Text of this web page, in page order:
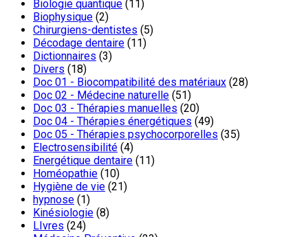
Biologie quantique (11)
Biophysique (2)
Chirurgiens-dentistes (5)
Décodage dentaire (11)
Dictionnaires (3)
Divers (18)
Doc 01 - Biocompatibilité des matériaux (28)
Doc 02 - Médecine naturelle (51)
Doc 03 - Thérapies manuelles (20)
Doc 04 - Thérapies énergétiques (49)
Doc 05 - Thérapies psychocorporelles (35)
Electrosensibilité (4)
Energétique dentaire (11)
Homéopathie (10)
Hygiène de vie (21)
hypnose (1)
Kinésiologie (8)
LIvres (24)